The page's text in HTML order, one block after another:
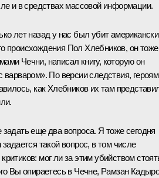
и в средствах массовой информации.
лет назад у нас был убит
происхождения Пол Хлебников, он тоже
Чечни, написал книгу, которую он
варваром». По версии следствия, героям
как Хлебников их там
задать еще два вопроса. Я тоже сегодня
такой вопрос, в том числе
мог ли за этим убийством
Вы опираетесь в Чечне, Рамзан